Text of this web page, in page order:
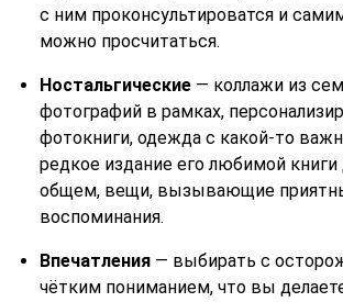
с ним проконсультироватся и
можно просчитаться.
Ностальгические — коллажи из
фотографий в рамках,
фотокниги, одежда с какой-то
редкое издание его любимой книги
общем, вещи, вызывающие
воспоминания.
Впечатления — выбирать с
чётким пониманием, что вы